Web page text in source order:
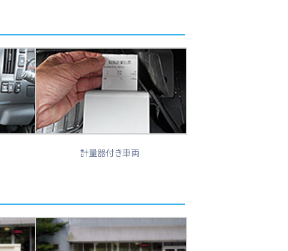
計量器付き車両